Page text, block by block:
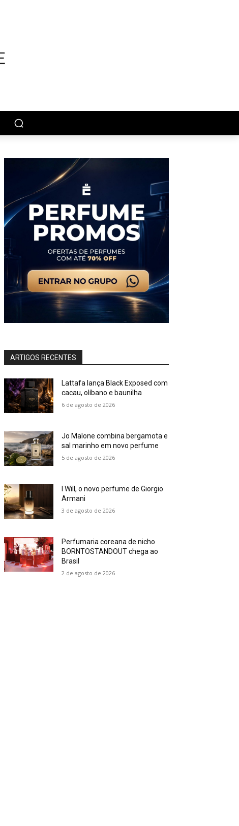
ARTIGOS RECENTES
Lattafa lança Black Exposed com
cacau, olíbano e baunilha
6 de agosto de 2026
Jo Malone combina bergamota e
sal marinho em novo perfume
5 de agosto de 2026
I Will, o novo perfume de Giorgio
Armani
3 de agosto de 2026
Perfumaria coreana de nicho
BORNTOSTANDOUT chega ao
Brasil
2 de agosto de 2026